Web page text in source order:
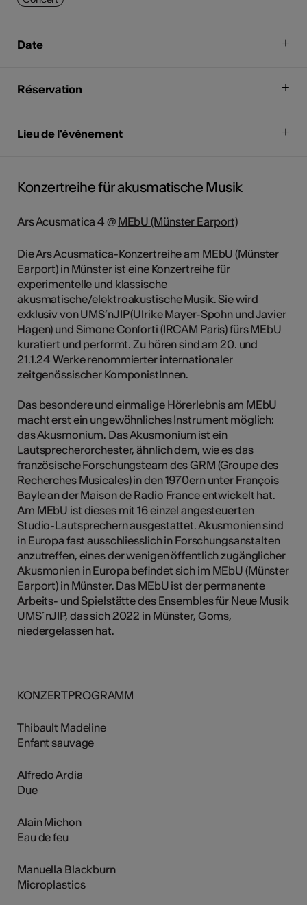
Date
Réservation
Lieu de l'événement
Konzertreihe für akusmatische Musik
Ars Acusmatica 4 @ MEbU (Münster Earport)
Die Ars Acusmatica-Konzertreihe am MEbU (Münster
Earport) in Münster ist eine Konzertreihe für
experimentelle und klassische
akusmatische/elektroakustische Musik. Sie wird
exklusiv vonUMS’nJIP(Ulrike Mayer-Spohn und Javier
Hagen) und Simone Conforti (IRCAM Paris) fürs MEbU
kuratiert und performt. Zu hören sind am 20. und
21.1.24 Werke renommierter internationaler
zeitgenössischer KomponistInnen.
Das besondere und einmalige Hörerlebnis am MEbU
macht erst ein ungewöhnliches Instrument möglich:
das Akusmonium. Das Akusmonium ist ein
Lautsprecherorchester, ähnlich dem, wie es das
französische Forschungsteam des GRM (Groupe des
Recherches Musicales) in den 1970ern unter François
Bayle an der Maison de Radio France entwickelt hat.
Am MEbU ist dieses mit 16 einzel angesteuerten
Studio-Lautsprechern ausgestattet. Akusmonien sind
in Europa fast ausschliesslich in Forschungsanstalten
anzutreffen, eines der wenigen öffentlich zugänglicher
Akusmonien in Europa befindet sich im MEbU (Münster
Earport) in Münster. Das MEbU ist der permanente
Arbeits- und Spielstätte des Ensembles für Neue Musik
UMS´nJIP, das sich 2022 in Münster, Goms,
niedergelassen hat.
KONZERTPROGRAMM
Thibault Madeline
Enfant sauvage
Alfredo Ardia
Due
Alain Michon
Eau de feu
Manuella Blackburn
Microplastics